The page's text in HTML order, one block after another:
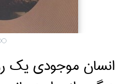
انسان موجودي يك